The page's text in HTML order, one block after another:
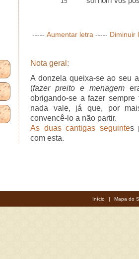
----- Aumentar letra ----- Diminuir
Nota geral:
A donzela queixa-se ao seu
(fazer preito e menagem
obrigando-se a fazer
nada vale, já que, por
convencê-lo a não partir.
As duas cantigas seguintes
com esta.
Início | Mapa do